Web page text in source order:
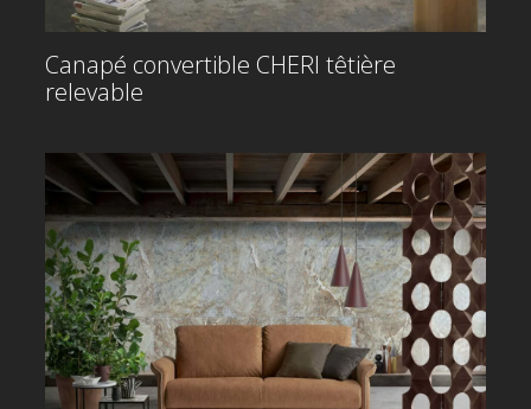
Canapé convertible CHERI têtière
relevable